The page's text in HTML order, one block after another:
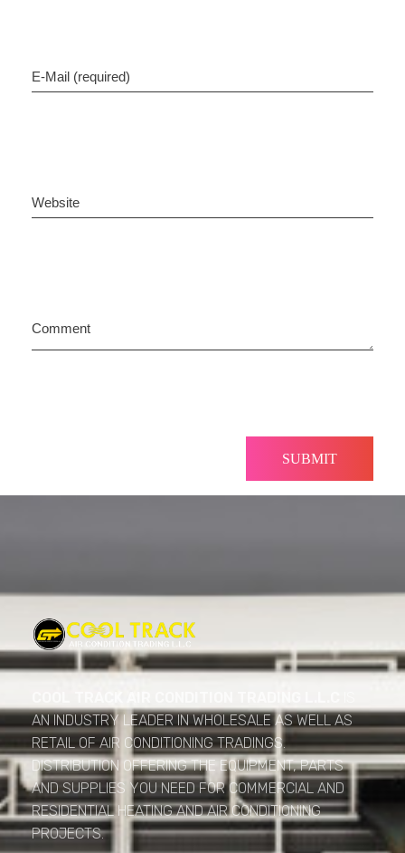
E-Mail (required)
Website
Comment
Cool Track Air Condition Trading LLC
AN INDUSTRY LEADER IN WHOLESALE AS WELL AS
RETAIL OF AIR CONDITIONING TRADINGS.
DISTRIBUTION OFFERING THE EQUIPMENT, PARTS
AND SUPPLIES YOU NEED FOR COMMERCIAL AND
RESIDENTIAL HEATING AND AIR CONDITIONING
PROJECTS.